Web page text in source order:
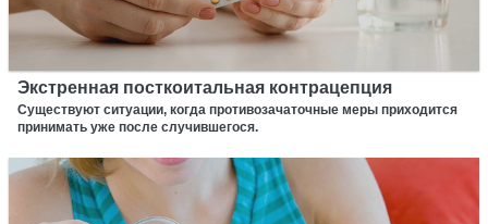
Экстренная посткоитальная контрацепция
Существуют ситуации, когда противозачаточные меры приходится
принимать уже после случившегося.